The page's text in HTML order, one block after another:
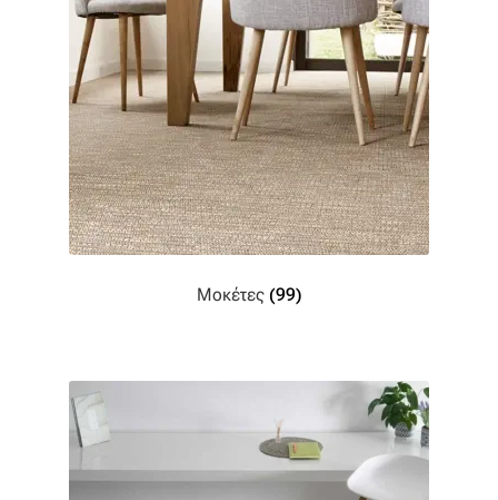
Η εταιρεία μας
Θάλασσα
Καλάθι
Κατάστημα
Black-out
Αλκαντάρα
Μοκέτες (99)